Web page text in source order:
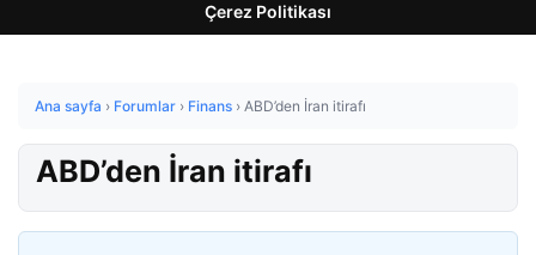
Çerez Politikası
Ana sayfa › Forumlar › Finans › ABD’den İran itirafı
ABD’den İran itirafı